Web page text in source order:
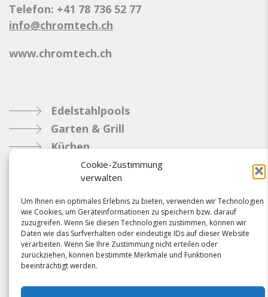
Cookie-Zustimmung
verwalten
Um Ihnen ein optimales Erlebnis zu bieten, verwenden wir Technologien
wie Cookies, um Geräteinformationen zu speichern bzw. darauf
zuzugreifen. Wenn Sie diesen Technologien zustimmen, können wir
Daten wie das Surfverhalten oder eindeutige IDs auf dieser Website
verarbeiten. Wenn Sie Ihre Zustimmung nicht erteilen oder
zurückziehen, können bestimmte Merkmale und Funktionen
beeinträchtigt werden.
Telefon: +41 78 736 52 77
info@chromtech.ch
www.chromtech.ch
Edelstahlpools
Garten & Grill
Küchen
Metallbau
Industrie
Referenzen
News
Samacostyle.ch
Impressum
Kontakt